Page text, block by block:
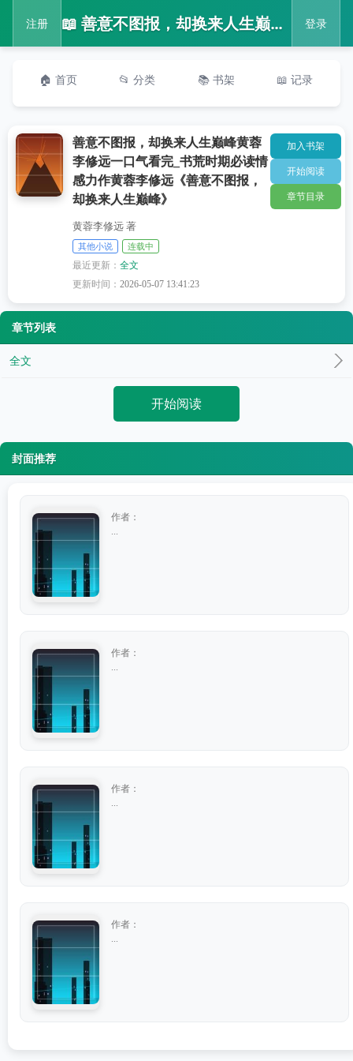
注册 📖 善意不图报，却换来人生巅峰黄蓉李修远一口气看完_书荒时期必读情感力作黄蓉李修远《善意不图报，却换来人生巅峰》 登录
🏠 首页 📂 分类 📚 书架 📖 记录
善意不图报，却换来人生巅峰黄蓉
李修远一口气看完_书荒时期必读情
感力作黄蓉李修远《善意不图报，
却换来人生巅峰》
黄蓉李修远 著
其他小说 连载中
最近更新：全文
更新时间：2026-05-07 13:41:23
加入书架
开始阅读
章节目录
章节列表
全文
开始阅读
封面推荐
作者：
作者：
作者：
作者：